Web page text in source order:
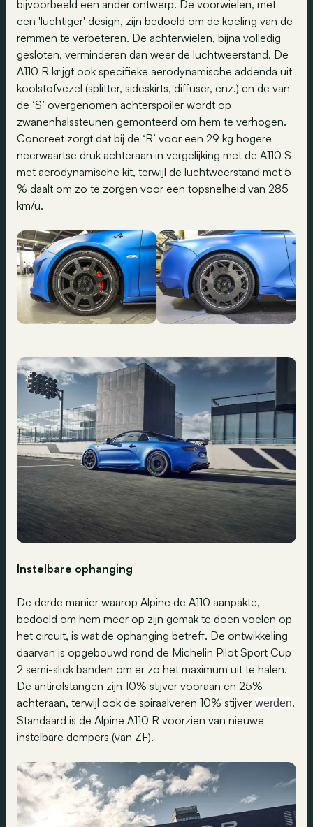
bijvoorbeeld een ander ontwerp. De voorwielen, met
een 'luchtiger' design, zijn bedoeld om de koeling van de
remmen te verbeteren. De achterwielen, bijna volledig
gesloten, verminderen dan weer de luchtweerstand. De
A110 R krijgt ook specifieke aerodynamische addenda uit
koolstofvezel (splitter, sideskirts, diffuser, enz.) en de van
de ‘S’ overgenomen achterspoiler wordt op
zwanenhalssteunen gemonteerd om hem te verhogen.
Concreet zorgt dat bij de ‘R’ voor een 29 kg hogere
neerwaartse druk achteraan in vergelijking met de A110 S
met aerodynamische kit, terwijl de luchtweerstand met 5
% daalt om zo te zorgen voor een topsnelheid van 285
km/u.
Instelbare ophanging
De derde manier waarop Alpine de A110 aanpakte,
bedoeld om hem meer op zijn gemak te doen voelen op
het circuit, is wat de ophanging betreft. De ontwikkeling
daarvan is opgebouwd rond de Michelin Pilot Sport Cup
2 semi-slick banden om er zo het maximum uit te halen.
De antirolstangen zijn 10% stijver vooraan en 25%
achteraan, terwijl ook de spiraalveren 10% stijver werden.
Standaard is de Alpine A110 R voorzien van nieuwe
instelbare dempers (van ZF).